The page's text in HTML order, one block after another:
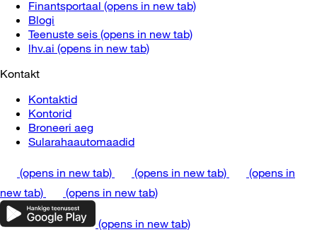
Finantsportaal (opens in new tab)
Blogi
Teenuste seis (opens in new tab)
lhv.ai (opens in new tab)
Kontakt
Kontaktid
Kontorid
Broneeri aeg
Sularahaautomaadid
(opens in new tab) (opens in new tab)
(opens in
new tab)
(opens in new tab)
(opens in new tab)